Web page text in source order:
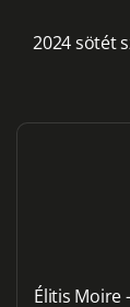
2024 sötét
Élitis Moire